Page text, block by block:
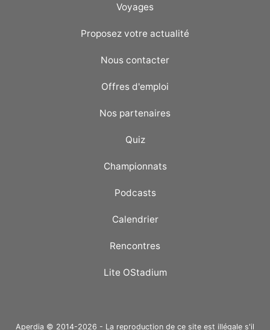
Voyages
Proposez votre actualité
Nous contacter
Offres d'emploi
Nos partenaires
Quiz
Championnats
Podcasts
Calendrier
Rencontres
Lite OStadium
Aperdia © 2014-2026 - La reproduction de ce site est illégale s'il